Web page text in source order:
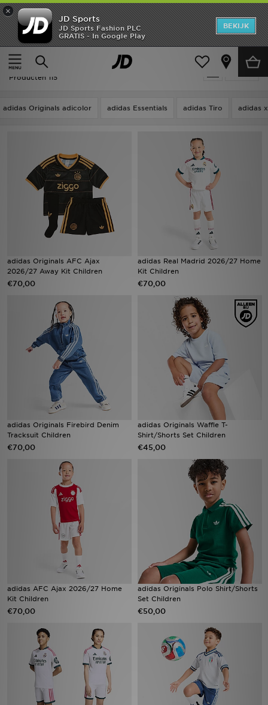
×
JD Sports
JD Sports Fashion PLC
GRATIS - In Google Play
BEKIJK
Thuis
Kids Kinderkleding (3-7 jaar)
Kids - Adidas Kinderkleding (3-7 jaar)
Producten 115
adidas Originals adicolor adidas Essentials adidas Tiro adidas
adidas Originals AFC Ajax
2026/27 Away Kit Children
€70,00
adidas Real Madrid 2026/27 Home
Kit Children
€70,00
adidas Originals Firebird Denim
Tracksuit Children
€70,00
adidas Originals Waffle T-
Shirt/Shorts Set Children
€45,00
adidas AFC Ajax 2026/27 Home
Kit Children
€70,00
adidas Originals Polo Shirt/Shorts
Set Children
€50,00
New In
Heren
Dames
Voetbal
Download de app
Bestelling Traceren
Mijn JD
Klantenservice
Vacatures